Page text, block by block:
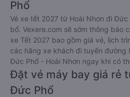
Phổ
Vé xe tết 2027 từ Hoài Nhơn đi
bố. Vexere.com sẽ sớm thông báo
xe Tết 2027 bao gồm giá vé, lịch
các hãng xe khách đi tuyến đường
Đức Phổ - Hoài Nhơn ngay khi có
Đặt vé máy bay giá rẻ
Đức Phổ